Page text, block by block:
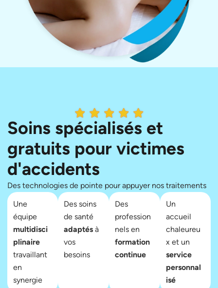
Soins spécialisés et
gratuits pour victimes
d'accidents
Des technologies de pointe pour appuyer nos traitements
Une
équipe
multidisci
plinaire
travaillant
en
synergie
Des soins
de santé
adaptés à
vos
besoins
Des
profession
nels en
formation
continue
Un
accueil
chaleureu
x et un
service
personnal
isé